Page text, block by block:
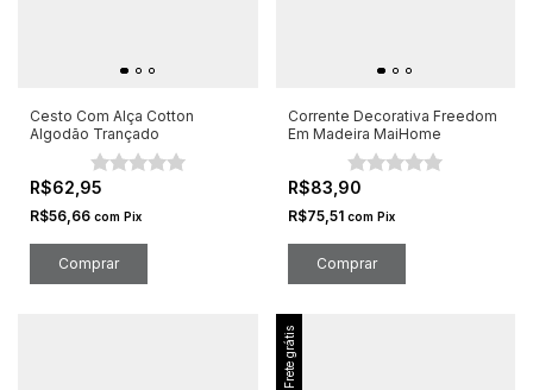
Cesto Com Alça Cotton
Algodão Trançado
R$62,95
R$56,66 com Pix
Comprar
Corrente Decorativa Freedom
Em Madeira MaiHome
R$83,90
R$75,51 com Pix
Comprar
Frete grátis